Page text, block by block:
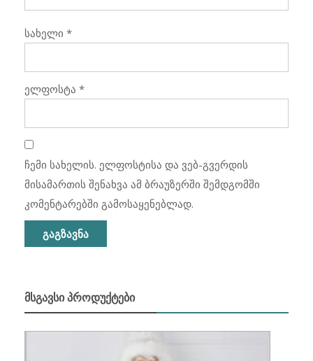
სახელი *
ელფოსტა *
ჩემი სახელის. ელფოსტისა და ვებ-გვერდის
მისამართის შენახვა ამ ბრაუზერში შემდგომში
კომენტარებში გამოსაყენებლად.
ᲛᲡᲒᲐᲕᲡᲘ ᲞᲠᲝᲓᲣᲥᲢᲔᲑᲘ